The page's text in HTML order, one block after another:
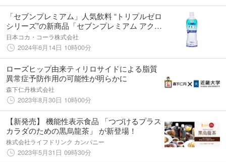
「セブンプレミアム」人気飲料 “トリプルゼロ
シリーズ”の新商品「セブンプレミアム アクエ
リアス エスボディ500ml」登場 全国のセブ
ン＆アイグループ各店にて6月24日（月）より
新発売
日本コカ・コーラ株式会社
2024年6月14日 10時00分
ローズヒップ由来ティリロサイドによる脂質
異常症予防作用の可能性が明らかに
森下仁丹株式会社
2023年8月30日 10時00分
【新発売】 機能性表示食品 「つづけるプラス
カラダのための黒烏龍茶」 が新登場！
株式会社ライフドリンク カンパニー
2023年5月31日 09時30分